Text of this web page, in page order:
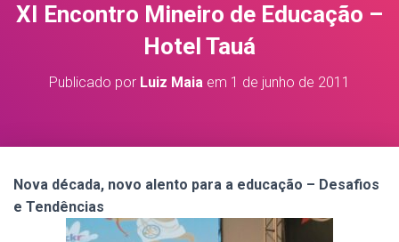
XI Encontro Mineiro de Educação –
Hotel Tauá
Publicado por Luiz Maia em 1 de junho de 2011
Nova década, novo alento para a educação – Desafios
e Tendências